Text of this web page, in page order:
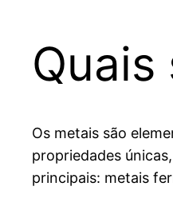
Os metais são
propriedades
principais: metais